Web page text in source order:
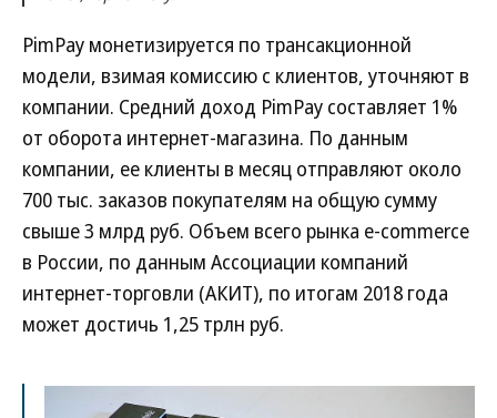
PimPay монетизируется по трансакционной
модели, взимая комиссию с клиентов, уточняют в
компании. Средний доход PimPay составляет 1%
от оборота интернет-магазина. По данным
компании, ее клиенты в месяц отправляют около
700 тыс. заказов покупателям на общую сумму
свыше 3 млрд руб. Объем всего рынка e-commerce
в России, по данным Ассоциации компаний
интернет-торговли (АКИТ), по итогам 2018 года
может достичь 1,25 трлн руб.